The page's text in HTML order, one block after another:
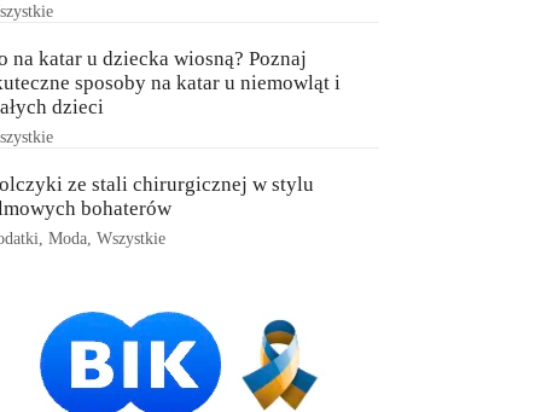
na katar u dziecka wiosną? Poznaj
sposoby na katar u niemowląt i
dzieci
ze stali chirurgicznej w stylu
bohaterów
,Moda ,Wszystkie